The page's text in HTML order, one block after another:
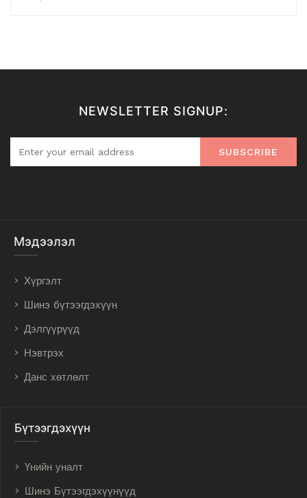
NEWSLETTER SIGNUP:
SUBSCRIBE
Мэдээлэл
Хүргэлт
Шинэ бүтээгдэхүүн
Дэлгүүрүүд
Нэвтрэх
Данс хөтлөлт
Бүтээгдэхүүн
Үнийн уналт
Шинэ Бүтээгдэхүүнүүд